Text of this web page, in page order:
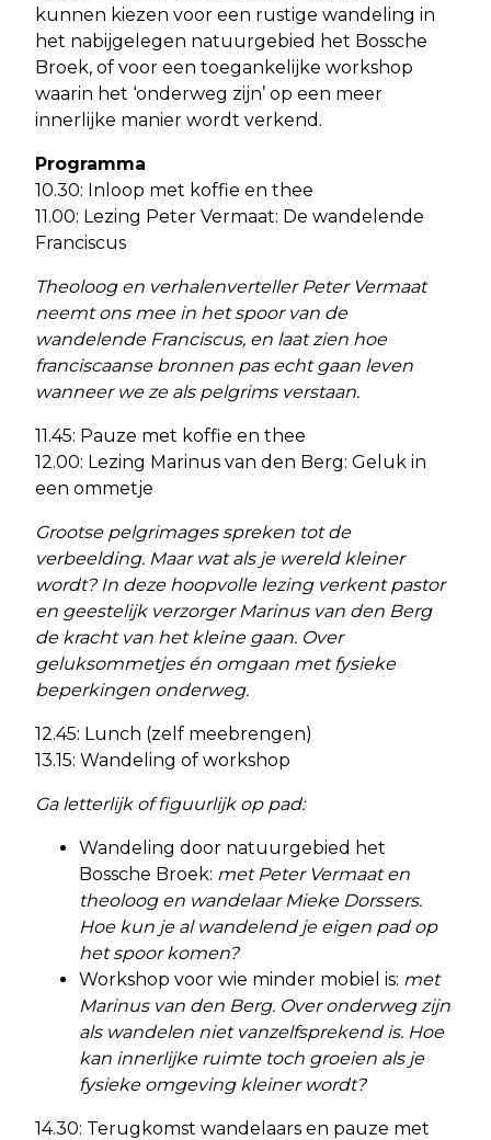
kunnen kiezen voor een rustige wandeling in
het nabijgelegen natuurgebied het Bossche
Broek, of voor een toegankelijke workshop
waarin het ‘onderweg zijn’ op een meer
innerlijke manier wordt verkend.
Programma
10.30: Inloop met koffie en thee
11.00: Lezing Peter Vermaat: De wandelende
Franciscus
Theoloog en verhalenverteller Peter Vermaat
neemt ons mee in het spoor van de
wandelende Franciscus, en laat zien hoe
franciscaanse bronnen pas echt gaan leven
wanneer we ze als pelgrims verstaan.
11.45: Pauze met koffie en thee
12.00: Lezing Marinus van den Berg: Geluk in
een ommetje
Grootse pelgrimages spreken tot de
verbeelding. Maar wat als je wereld kleiner
wordt? In deze hoopvolle lezing verkent pastor
en geestelijk verzorger Marinus van den Berg
de kracht van het kleine gaan. Over
geluksommetjes én omgaan met fysieke
beperkingen onderweg.
12.45: Lunch (zelf meebrengen)
13.15: Wandeling of workshop
Ga letterlijk of figuurlijk op pad:
Wandeling door natuurgebied het
Bossche Broek: met Peter Vermaat en
theoloog en wandelaar Mieke Dorssers.
Hoe kun je al wandelend je eigen pad op
het spoor komen?
Workshop voor wie minder mobiel is: met
Marinus van den Berg. Over onderweg zijn
als wandelen niet vanzelfsprekend is. Hoe
kan innerlijke ruimte toch groeien als je
fysieke omgeving kleiner wordt?
14.30: Terugkomst wandelaars en pauze met